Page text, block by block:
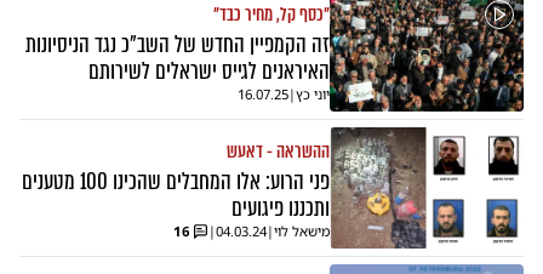
"כסף קל, מחיר כבד"
זה הקמפיין החדש של השב"כ נגד הניסיונות
האיראנים לגייס ישראלים לשירותם
יוני כץ|
16.07.25
ההשראה - דאעש
פני הרוע: אלו המחבלים שהכינו 100 מטענים
ותכננו פיגועים
מישאל לוי|
04.03.24
|
16